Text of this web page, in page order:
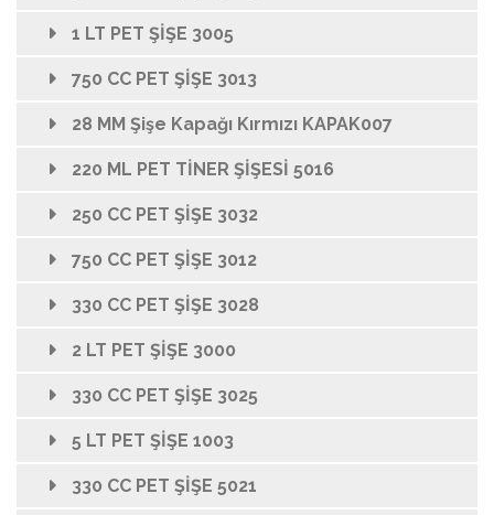
1 LT PET ŞİŞE 3005
750 CC PET ŞİŞE 3013
28 MM Şişe Kapağı Kırmızı KAPAK007
220 ML PET TİNER ŞİŞESİ 5016
250 CC PET ŞİŞE 3032
750 CC PET ŞİŞE 3012
330 CC PET ŞİŞE 3028
2 LT PET ŞİŞE 3000
330 CC PET ŞİŞE 3025
5 LT PET ŞİŞE 1003
330 CC PET ŞİŞE 5021